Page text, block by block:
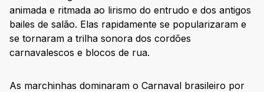
animada e ritmada ao lirismo do entrudo e dos antigos
bailes de salão. Elas rapidamente se popularizaram e
se tornaram a trilha sonora dos cordões
carnavalescos e blocos de rua.
As marchinhas dominaram o Carnaval brasileiro por